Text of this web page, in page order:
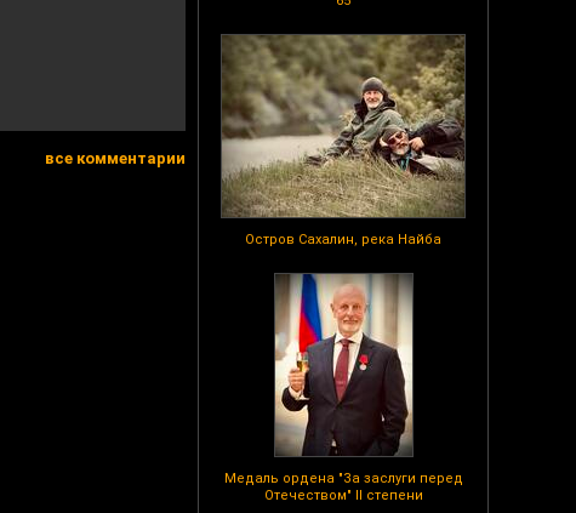
Остров Сахалин, река Найба
Медаль ордена "За заслуги перед
Отечеством" II степени
все комментарии